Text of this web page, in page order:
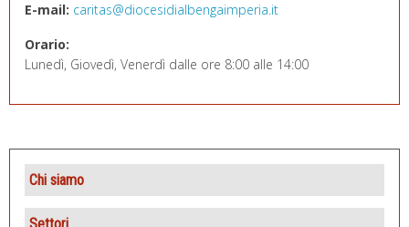
E-mail: caritas@diocesidialbengaimperia.it
Orario:
Lunedì, Giovedì, Venerdì dalle ore 8:00 alle 14:00
Chi siamo
Presentazione
Settori